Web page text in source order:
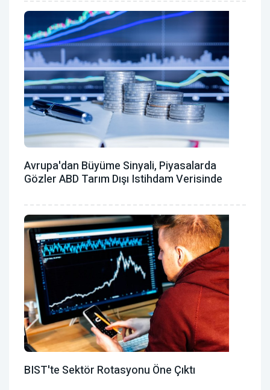
Avrupa'dan Büyüme Sinyali, Piyasalarda
Gözler ABD Tarım Dışı Istihdam Verisinde
BIST'te Sektör Rotasyonu Öne Çıktı